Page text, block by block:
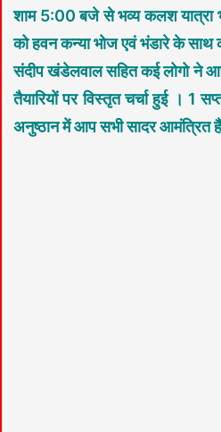
शाम 5:00 बजे से भव्य कलश यात्रा
को हवन कन्या भोज एवं भंडारे के साथ
संदीप खंडेलवाल सहित कई लोगो ने
तैयारियों पर विस्तृत चर्चा हुई । 1
अनुष्ठान में आप सभी सादर आमंत्रित